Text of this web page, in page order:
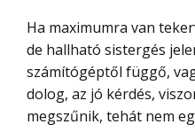
Ha maximumra van tekerve, akkor egy eléggé halk,
de hallható sistergés
számítógéptől függő,
dolog, az jó kérdés,
megszűnik, tehát nem